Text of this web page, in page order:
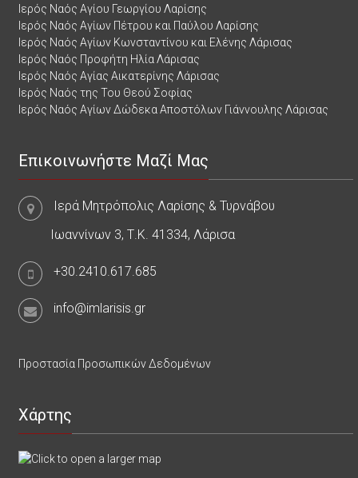
Ιερός Ναός Αγίου Γεωργίου Λαρίσης
Ιερός Ναός Αγίων Πέτρου και Παύλου Λαρίσης
Ιερός Ναός Αγίων Κωνσταντίνου και Ελένης Λάρισας
Ιερός Ναός Προφήτη Ηλία Λάρισας
Ιερός Ναός Αγίας Αικατερίνης Λάρισας
Ιερός Ναός της Του Θεού Σοφίας
Ιερός Ναός Αγίων Δώδεκα Αποστόλων Γιάννουλης Λάρισας
Επικοινωνήστε Μαζί Μας
Ιερά Μητρόπολις Λαρίσης & Τυρνάβου
Ιωαννίνων 3, Τ.Κ. 41334, Λάρισα
+30.2410.617.685
info@imlarisis.gr
Προστασία Προσωπικών Δεδομένων
Χάρτης